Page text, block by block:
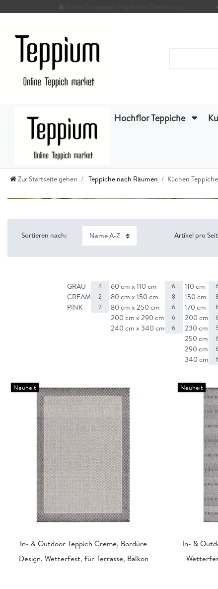
Sichere Zahlung per Paypal oder Überweisung
Hochflor Teppiche
Zur Startseite gehen Teppiche nach Räumen Küchen Teppiche
Sortieren nach: Artikel pro
GRAU 4
CREAM 2
PINK 2
60 cm x 110 cm 6
80 cm x 150 cm 8
80 cm x 250 cm 6
200 cm x 290 cm 6
240 cm x 340 cm 6
110 cm
150 cm
170 cm
200 cm
230 cm 5
250 cm
290 cm
340 cm
Neuheit
In- & Outdoor Teppich Creme, Bordüre
Design, Wetterfest, für Terrasse, Balkon
Neuheit
In- &